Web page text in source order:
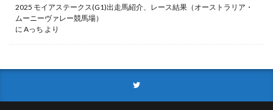
2025 モイアステークス(G1)出走馬紹介、レース結果（オーストラリア・
ムーニーヴァレー競馬場）
に Aっち より